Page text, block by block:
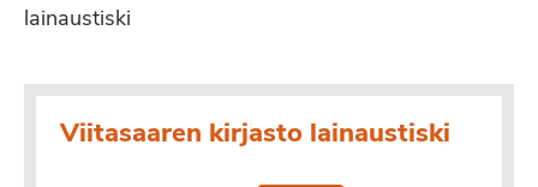
lainaustiski
Viitasaaren kirjasto lainaustiski